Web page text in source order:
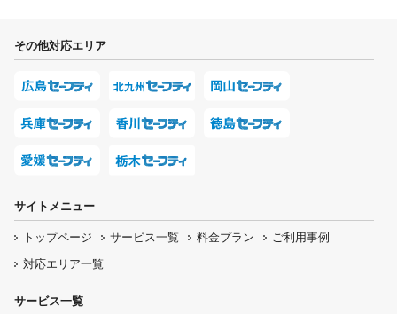
その他対応エリア
サイトメニュー
トップページ サービス一覧 料金プラン
ご利用事例
対応エリア一覧
サービス一覧